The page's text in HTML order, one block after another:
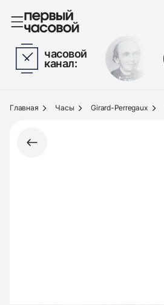
Часы
Украшения
Под заказ
Поиск по сайту
часовой
канал:
Главная Часы Girard-Perregaux